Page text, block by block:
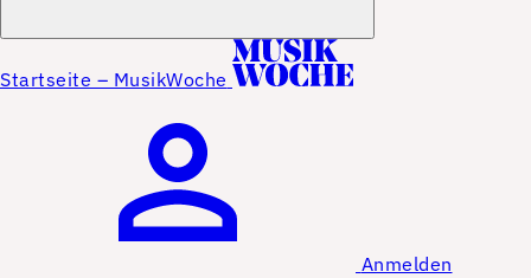
Startseite – MusikWoche
Anmelden